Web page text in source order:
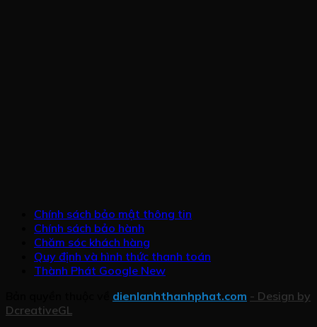
Chính sách bảo mật thông tin
Chính sách bảo hành
Chăm sóc khách hàng
Quy định và hình thức thanh toán
Thành Phát Google New
dienlanhthanhphat.com - Design by
DcreativeGL